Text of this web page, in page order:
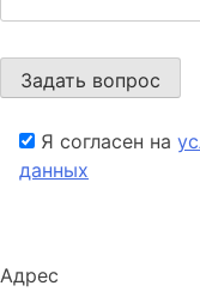
Я согласен на
данных
Адрес